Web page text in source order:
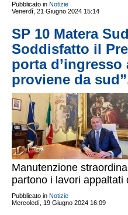
Pubblicato in Notizie
Venerdì, 21 Giugno 2024 15:14
SP 10 Matera
Soddisfatto il
porta d’ingresso
proviene da
Manutenzione
partono i lavori appaltati
Pubblicato in Notizie
Mercoledì, 19 Giugno 2024 16:09